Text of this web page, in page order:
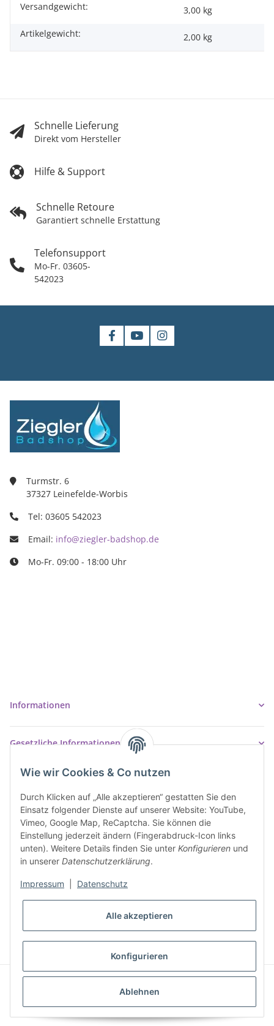
Wie wir Cookies & Co nutzen
Durch Klicken auf „Alle akzeptieren“ gestatten Sie den
Einsatz folgender Dienste auf unserer Website: YouTube,
Vimeo, Google Map, ReCaptcha. Sie können die
Einstellung jederzeit ändern (Fingerabdruck-Icon links
unten). Weitere Details finden Sie unter Konfigurieren und
in unserer Datenschutzerklärung.
Impressum Datenschutz
Alle akzeptieren
Konfigurieren
Ablehnen
Produkteigenschaft
Wert
Versandgewicht:
3,00 kg
Artikelgewicht:
2,00 kg
Schnelle Lieferung
Direkt vom Hersteller
Hilfe & Support
Schnelle Retoure
Garantiert schnelle Erstattung
Telefonsupport
Mo-Fr. 03605-
542023
Turmstr. 6
37327 Leinefelde-Worbis
Tel: 03605 542023
Email: info@ziegler-badshop.de
Mo-Fr. 09:00 - 18:00 Uhr
Informationen
Gesetzliche Informationen
* Alle Preise inkl. gesetzlicher USt., inkl.
VERTRAG WIDERRUFEN
© Ziegler Badshop
JTL-Shop|FIRE JTL-Shop Template